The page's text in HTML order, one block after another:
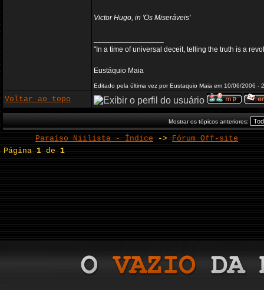
Victor Hugo, in 'Os Miseráveis'
"In a time of universal deceit, telling the truth is a
Eustáquio Maia
Editado pela última vez por Eustaquio Maia em 10/06/2006 -
Voltar ao topo
Mostrar os tópicos anteriores:
Paraíso Niilista - Índice -> Fórum Off-site
Página1 de1